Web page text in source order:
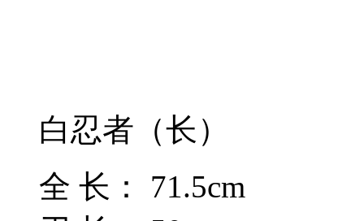
白忍者（长）
全 长： 71.5cm